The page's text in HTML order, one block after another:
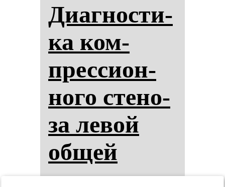
Диаг­нос­ти­
ка ком­
прес­си­он­
но­го сте­но­
за ле­вой
об­щей
подвздош­